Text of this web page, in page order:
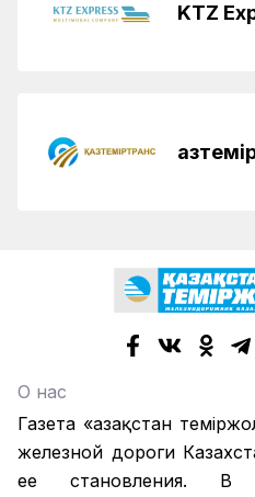
KTZ
О нас
Газета «Қазақстан
железной дороги
ее становления. В